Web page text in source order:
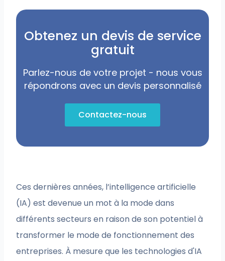
Obtenez un devis de service
gratuit
Parlez-nous de votre projet - nous vous
répondrons avec un devis personnalisé
Contactez-nous
Ces dernières années, l’intelligence artificielle
(IA) est devenue un mot à la mode dans
différents secteurs en raison de son potentiel à
transformer le mode de fonctionnement des
entreprises. À mesure que les technologies d'IA